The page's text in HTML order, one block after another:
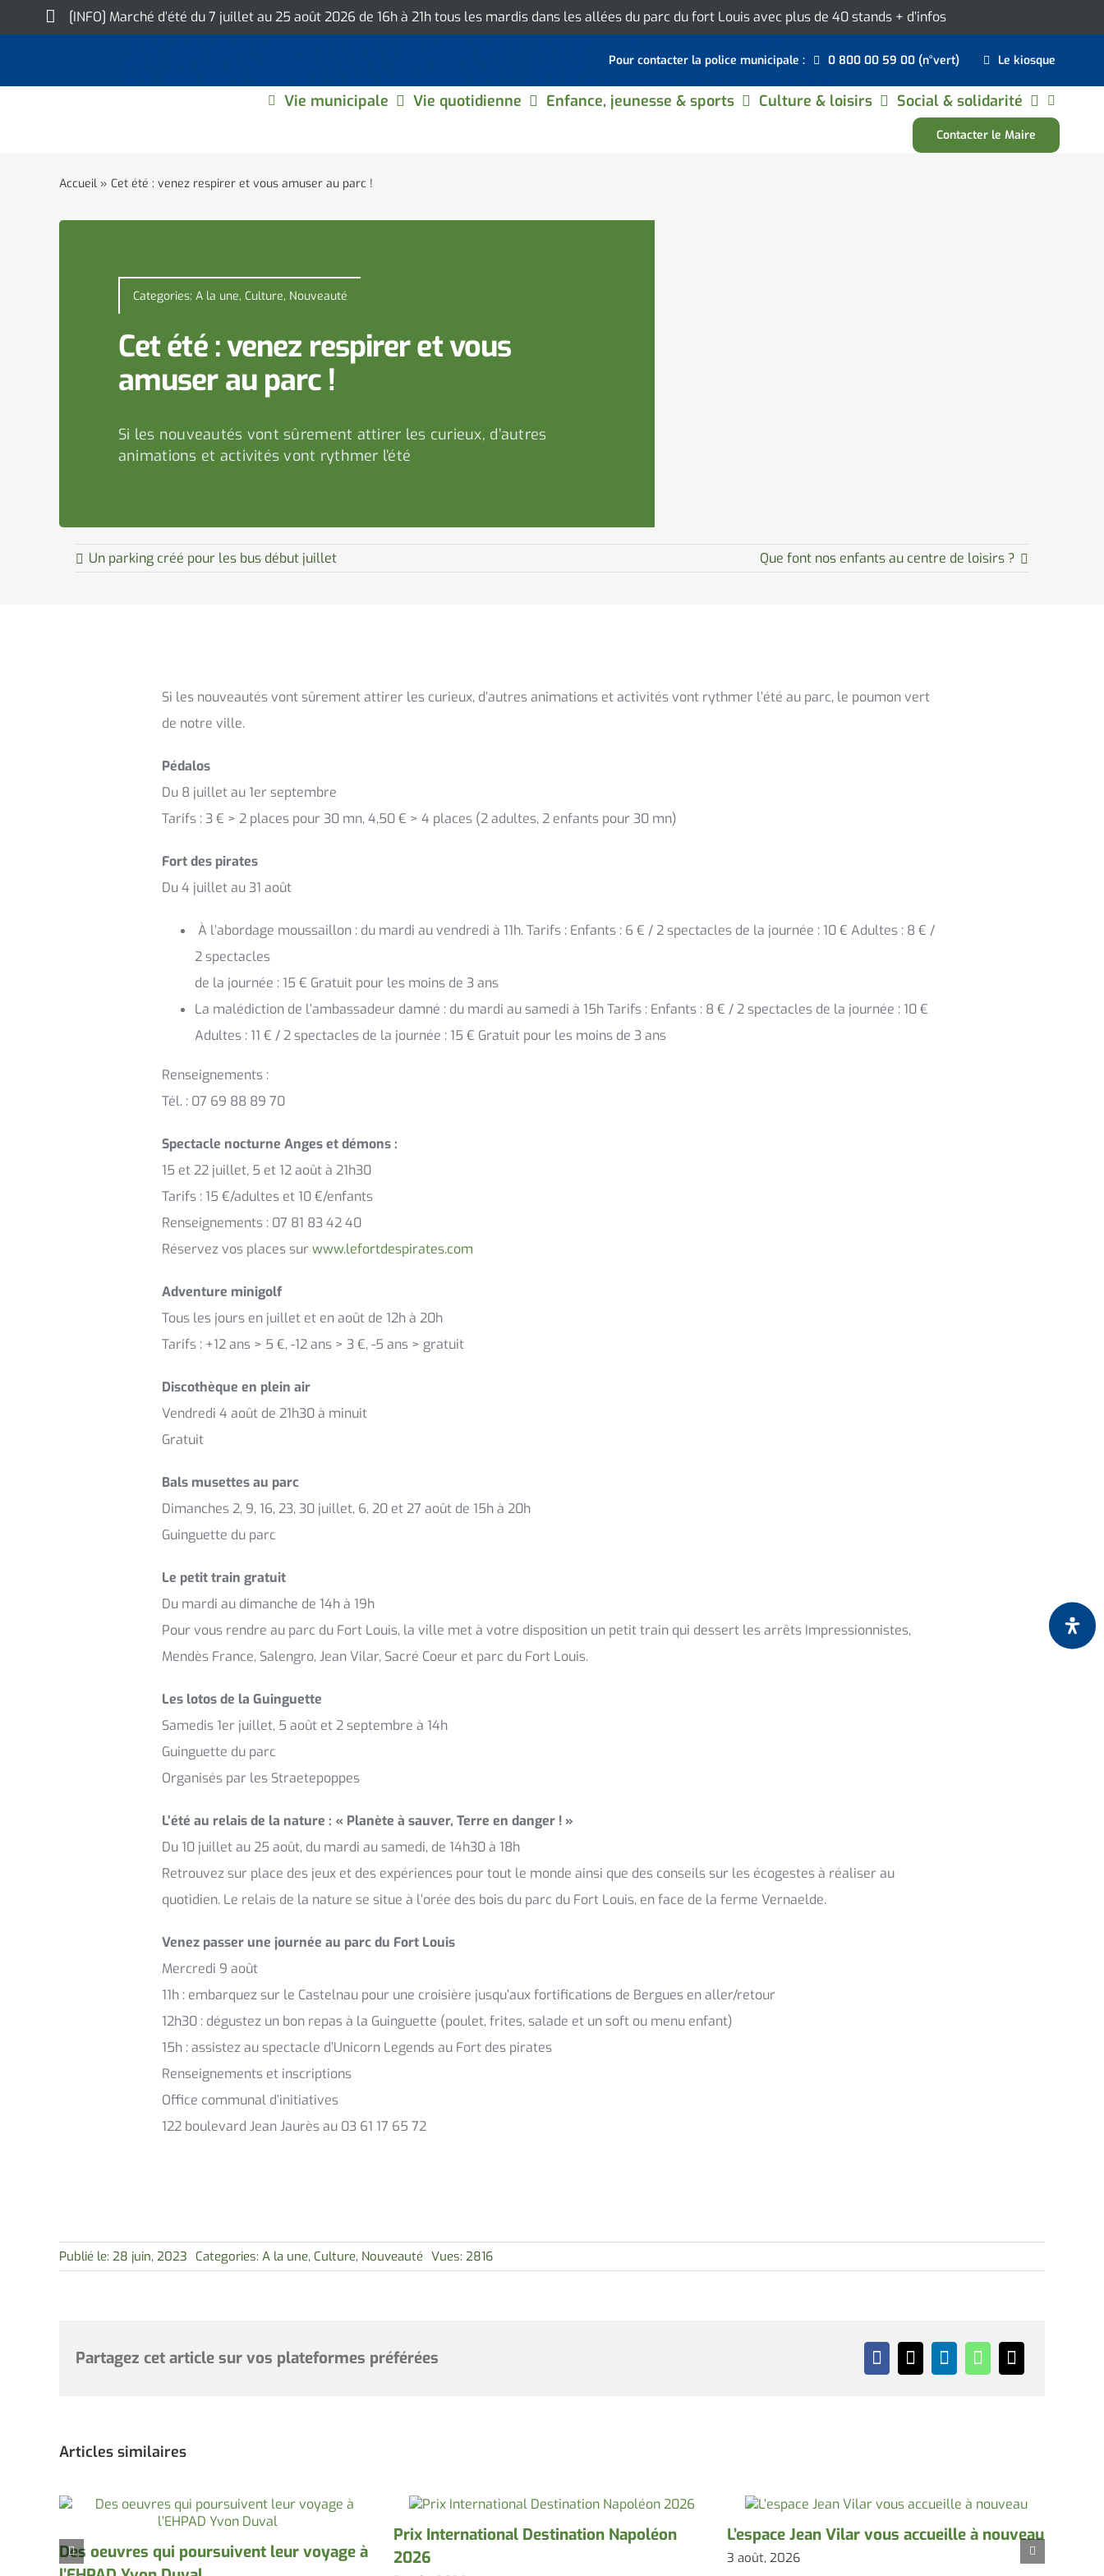
to
[INFO] Marché d’été du 7 juillet au 25 août 2026 de 16h à 21h tous les mardis dans les allées du parc du fort Louis avec plus de 40 stands + d’infos
Pour contacter la police municipale : 0 800 00 59 00 (n°vert) Le kiosque
Vie municipale Vie quotidienne Enfance, jeunesse & sports Culture & loisirs Social & solidarité
Contacter le Maire
Accueil» Cet été : venez respirer et vous amuser au parc !
Categories: A la une, Culture, Nouveauté
Cet été : venez respirer et vous
amuser au parc !
Si les nouveautés vont sûrement attirer les curieux, d’autres
animations et activités vont rythmer l’été
Un parking créé pour les bus début juillet Que font nos enfants au centre de loisirs ?
Si les nouveautés vont sûrement attirer les curieux, d’autres animations et activités vont rythmer l’été au parc, le poumon vert
de notre ville.
Pédalos
Du 8 juillet au 1er septembre
Tarifs : 3 € > 2 places pour 30 mn, 4,50 € > 4 places (2 adultes, 2 enfants pour 30 mn)
Fort des pirates
Du 4 juillet au 31 août
À l’abordage moussaillon : du mardi au vendredi à 11h. Tarifs : Enfants : 6 € / 2 spectacles de la journée : 10 € Adultes : 8 € /
2 spectacles
de la journée : 15 € Gratuit pour les moins de 3 ans
La malédiction de l’ambassadeur damné : du mardi au samedi à 15h Tarifs : Enfants : 8 € / 2 spectacles de la journée : 10 €
Adultes : 11 € / 2 spectacles de la journée : 15 € Gratuit pour les moins de 3 ans
Renseignements :
Tél. : 07 69 88 89 70
Spectacle nocturne Anges et démons :
15 et 22 juillet, 5 et 12 août à 21h30
Tarifs : 15 €/adultes et 10 €/enfants
Renseignements : 07 81 83 42 40
Réservez vos places sur www.lefortdespirates.com
Adventure minigolf
Tous les jours en juillet et en août de 12h à 20h
Tarifs : +12 ans > 5 €, -12 ans > 3 €, -5 ans > gratuit
Discothèque en plein air
Vendredi 4 août de 21h30 à minuit
Gratuit
Bals musettes au parc
Dimanches 2, 9, 16, 23, 30 juillet, 6, 20 et 27 août de 15h à 20h
Guinguette du parc
Le petit train gratuit
Du mardi au dimanche de 14h à 19h
Pour vous rendre au parc du Fort Louis, la ville met à votre disposition un petit train qui dessert les arrêts Impressionnistes,
Mendès France, Salengro, Jean Vilar, Sacré Coeur et parc du Fort Louis.
Les lotos de la Guinguette
Samedis 1er juillet, 5 août et 2 septembre à 14h
Guinguette du parc
Organisés par les Straetepoppes
L’été au relais de la nature : « Planète à sauver, Terre en danger ! »
Du 10 juillet au 25 août, du mardi au samedi, de 14h30 à 18h
Retrouvez sur place des jeux et des expériences pour tout le monde ainsi que des conseils sur les écogestes à réaliser au
quotidien. Le relais de la nature se situe à l’orée des bois du parc du Fort Louis, en face de la ferme Vernaelde.
Venez passer une journée au parc du Fort Louis
Mercredi 9 août
11h : embarquez sur le Castelnau pour une croisière jusqu’aux fortifications de Bergues en aller/retour
12h30 : dégustez un bon repas à la Guinguette (poulet, frites, salade et un soft ou menu enfant)
15h : assistez au spectacle d’Unicorn Legends au Fort des pirates
Renseignements et inscriptions
Office communal d’initiatives
122 boulevard Jean Jaurès au 03 61 17 65 72
Publié le: 28 juin, 2023 Categories: A la une, Culture, Nouveauté Vues: 2816
Partagez cet article sur vos plateformes préférées
Articles similaires
Des oeuvres qui poursuivent leur voyage à
Prix International Destination Napoléon
2026
L’espace Jean Vilar vous accueille à nouveau
3 août, 2026